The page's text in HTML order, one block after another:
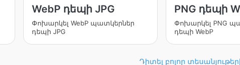
WebP դեպի JPG
Փոխարկել WebP պատկերներ
դեպի JPG
PNG դեպի
Փոխարկել PNG
դեպի WebP
Դիտել բոլոր